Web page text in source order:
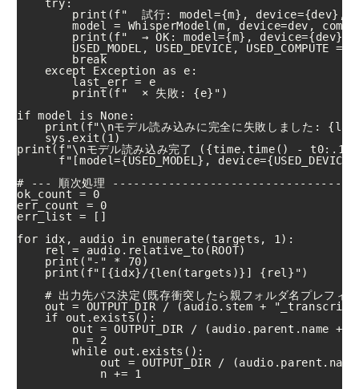
    try:
print(f"  試行: model={m}, device={dev},
model = WhisperModel(m, device=dev,
print(f"  → OK: model={m}, device={dev},
USED_MODEL, USED_DEVICE, USED_COMPUTE =
        break
    except Exception as e:
        last_err = e
        print(f"  × 失敗: {e}")
if model is None:
print(f"\nモデル読み込みに完全に失敗しました:
    sys.exit(1)
print(f"\nモデル読み込み完了 ({time.time() -
f"[model={USED_MODEL},
# --- 順次処理
ok_count = 0
err_count = 0
err_list = []
for idx, audio in enumerate(targets, 1):
    rel = audio.relative_to(ROOT)
    print("-" * 70)
    print(f"[{idx}/{len(targets)}] {rel}")
# 出力先パス決定(既存衝突したら親フォルダ名プレフィ
out = OUTPUT_DIR / (audio.stem +
    if out.exists():
out = OUTPUT_DIR / (audio.parent.name +
        n = 2
        while out.exists():
out = OUTPUT_DIR /
            n += 1